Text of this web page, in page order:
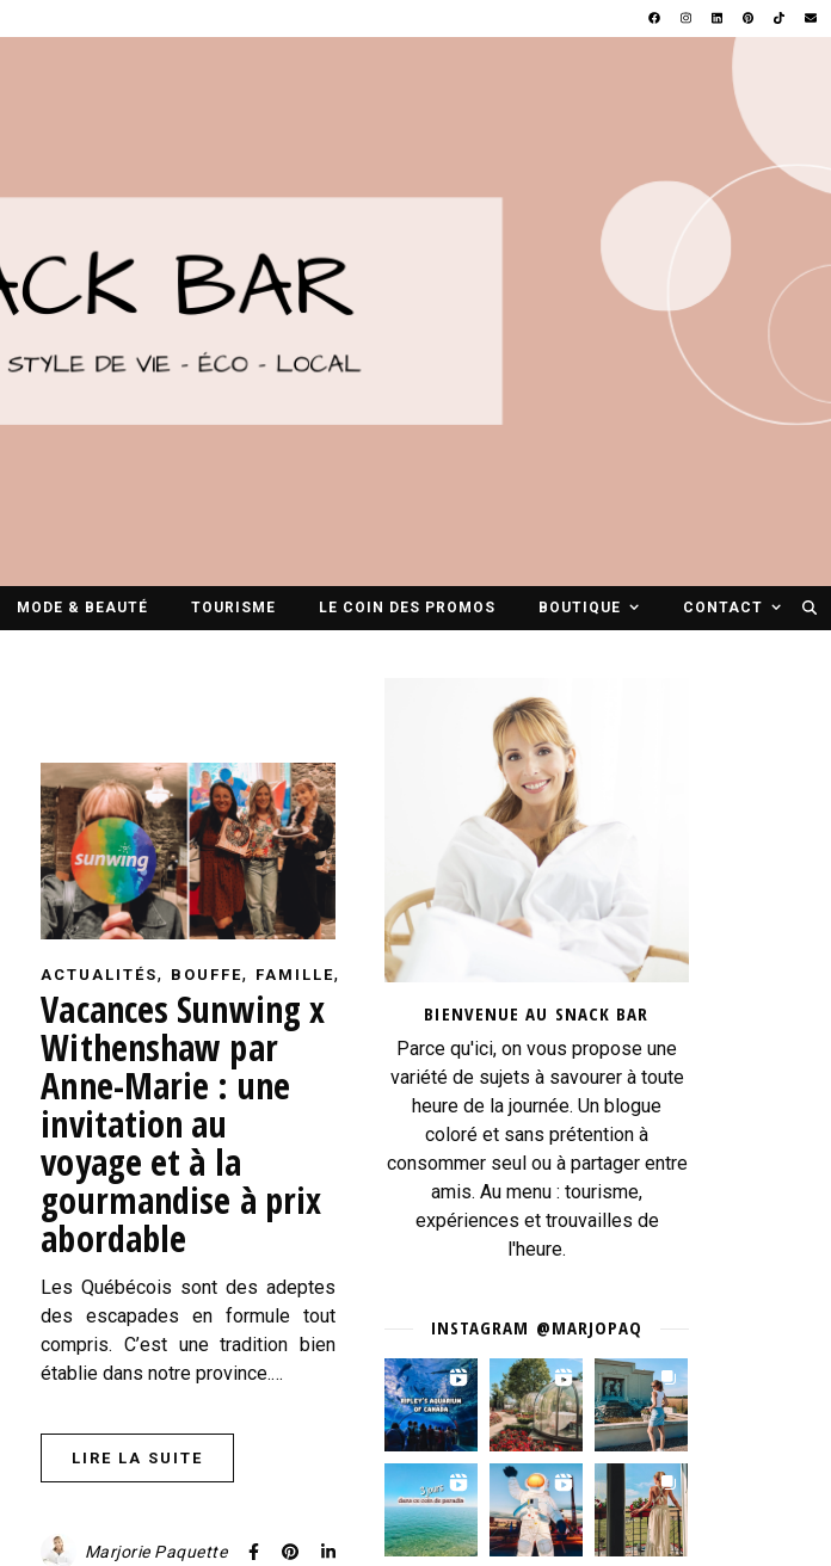
MODE & BEAUTÉ TOURISME LE COIN DES PROMOS BOUTIQUE CONTACT
ACTUALITÉS, BOUFFE, FAMILLE, TOURISME
Vacances Sunwing x
Withenshaw par
Anne-Marie : une
invitation au
voyage et à la
gourmandise à prix
abordable
Les Québécois sont des adeptes
des escapades en formule tout
compris. C’est une tradition bien
établie dans notre province.…
LIRE LA SUITE
Marjorie Paquette
BIENVENUE AU SNACK BAR
Parce qu'ici, on vous propose une
variété de sujets à savourer à toute
heure de la journée. Un blogue
coloré et sans prétention à
consommer seul ou à partager entre
amis. Au menu : tourisme,
expériences et trouvailles de
l'heure.
INSTAGRAM @MARJOPAQ